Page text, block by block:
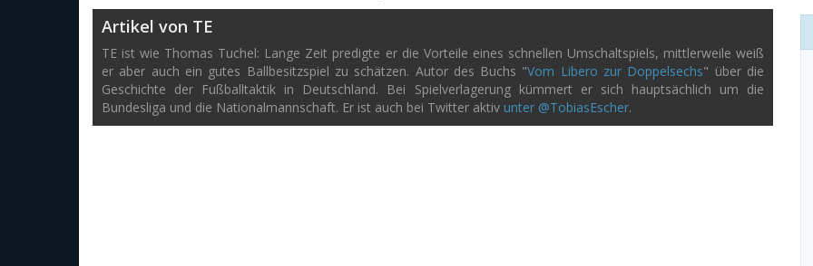
Artikel von TE
TE ist wie Thomas Tuchel: Lange Zeit predigte er die Vorteile eines schnellen Umschaltspiels, mittlerweile weiß
er aber auch ein gutes Ballbesitzspiel zu schätzen. Autor des Buchs "Vom Libero zur Doppelsechs" über die
Geschichte der Fußballtaktik in Deutschland. Bei Spielverlagerung kümmert er sich hauptsächlich um die
Bundesliga und die Nationalmannschaft. Er ist auch bei Twitter aktiv unter @TobiasEscher.